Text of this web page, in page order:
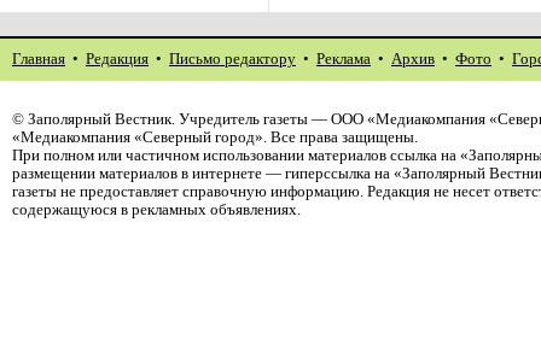
Главная • Редакция • Письмо редактору • Реклама • Архив • Фото •
© Заполярный Вестник. Учредитель газеты — ООО «Медиакомпания
«Медиакомпания «Северный город». Все права защищены.
При полном или частичном использовании материалов ссылка на
размещении материалов в интернете — гиперссылка на «Заполярный
газеты не предоставляет справочную информацию. Редакция не несет
содержащуюся в рекламных объявлениях.